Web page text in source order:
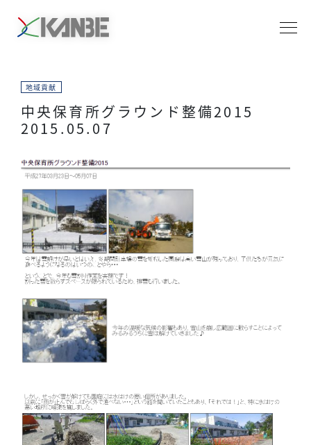
地域貢献
中央保育所グラウンド整備2015
2015.05.07